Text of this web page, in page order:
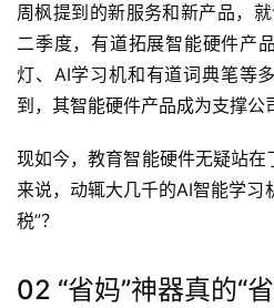
周枫提到的新服务和新产品，
二季度，有道拓展智能硬件产
灯、AI学习机和有道词典笔等
到，其智能硬件产品成为支撑公
现如今，教育智能硬件无疑站
来说，动辄大几千的AI智能学习
税”？
02 “省妈”神器真的“